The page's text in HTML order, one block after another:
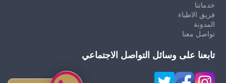
خدماتنا
فريق الاطباء
المدونة
تواصل معنا
تابعنا على وسائل التواصل الاجتماعي